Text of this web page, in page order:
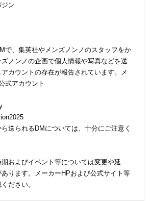
ジン
で、集英社やメンズノンノのスタッフをか
ノンノの企画で個人情報や写真などを送
カウントの存在が報告されています。メ
式アカウント
送られるDMについては、十分にご注意く
およびイベント等については変更や延
ります。メーカーHPおよび公式サイト等
ださい。